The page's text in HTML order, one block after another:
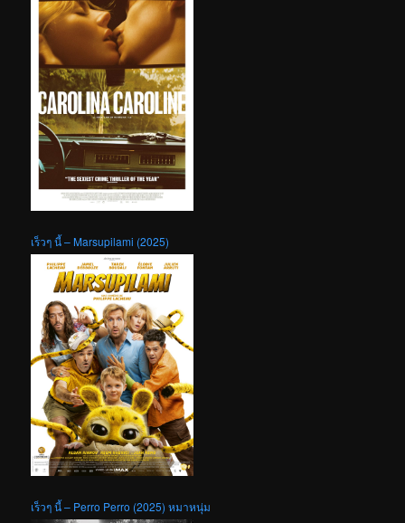
เร็วๆ นี้ – Marsupilami (2025)
เร็วๆ นี้ – Perro Perro (2025) หมาหนุ่ม